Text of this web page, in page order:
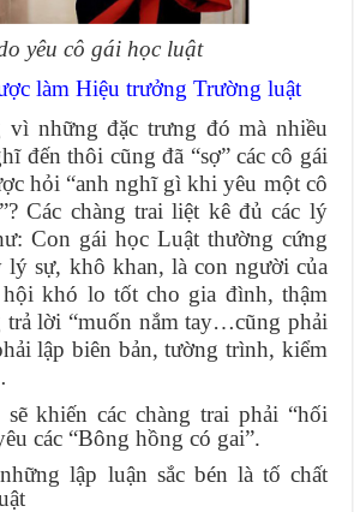
yêu cô gái học luật
làm Hiệu trưởng Trường luật
vì những đặc trưng đó mà nhiều
đến thôi cũng đã “sợ” các cô gái
hỏi “anh nghĩ gì khi yêu một cô
Các chàng trai liệt kê đủ các lý
Con gái học Luật thường cứng
lý sự, khô khan, là con người của
khó lo tốt cho gia đình, thậm
trả lời “muốn nắm tay…cũng phải
lập biên bản, tường trình, kiểm
khiến các chàng trai phải “hối
các “Bông hồng có gai”.
lập luận sắc bén là tố chất